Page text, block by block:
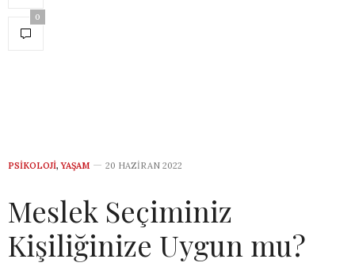
0
PSIKOLOJI, YAŞAM 20 HAZIRAN 2022
Meslek Seçiminiz
Kişiliğinize Uygun mu?